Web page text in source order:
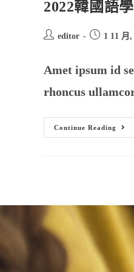
2022韓國語
editor 1 11 月,
Amet ipsum id
rhoncus
Continue Reading